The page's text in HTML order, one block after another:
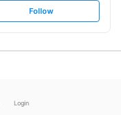
s
l
Follow
Login